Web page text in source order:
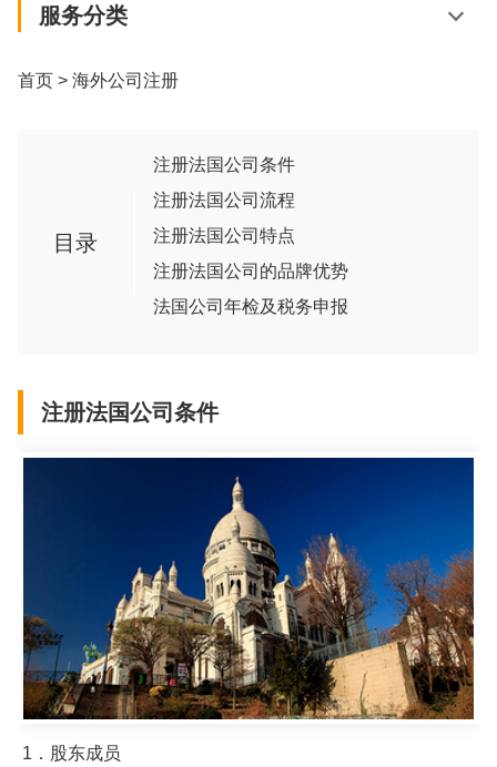
服务分类
首页 > 海外公司注册
目录
注册法国公司条件
注册法国公司流程
注册法国公司特点
注册法国公司的品牌优势
法国公司年检及税务申报
注册法国公司条件
1．股东成员